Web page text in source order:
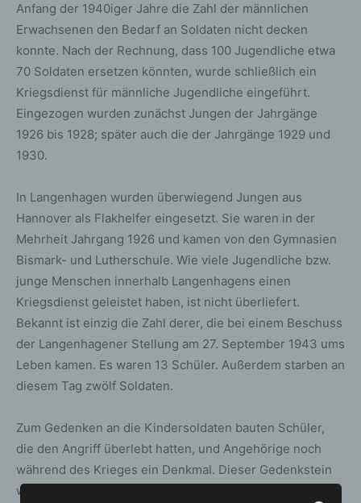
Anfang der 1940iger Jahre die Zahl der männlichen
Erwachsenen den Bedarf an Soldaten nicht decken
konnte. Nach der Rechnung, dass 100 Jugendliche etwa
70 Soldaten ersetzen könnten, wurde schließlich ein
Kriegsdienst für männliche Jugendliche eingeführt.
Eingezogen wurden zunächst Jungen der Jahrgänge
1926 bis 1928; später auch die der Jahrgänge 1929 und
1930.
In Langenhagen wurden überwiegend Jungen aus
Hannover als Flakhelfer eingesetzt. Sie waren in der
Mehrheit Jahrgang 1926 und kamen von den Gymnasien
Bismark- und Lutherschule. Wie viele Jugendliche bzw.
junge Menschen innerhalb Langenhagens einen
Kriegsdienst geleistet haben, ist nicht überliefert.
Bekannt ist einzig die Zahl derer, die bei einem Beschuss
der Langenhagener Stellung am 27. September 1943 ums
Leben kamen. Es waren 13 Schüler. Außerdem starben an
diesem Tag zwölf Soldaten.
Zum Gedenken an die Kindersoldaten bauten Schüler,
die den Angriff überlebt hatten, und Angehörige noch
während des Krieges ein Denkmal. Dieser Gedenkstein
wurde zweimal umgestellt, bevor er an seinem heutigen